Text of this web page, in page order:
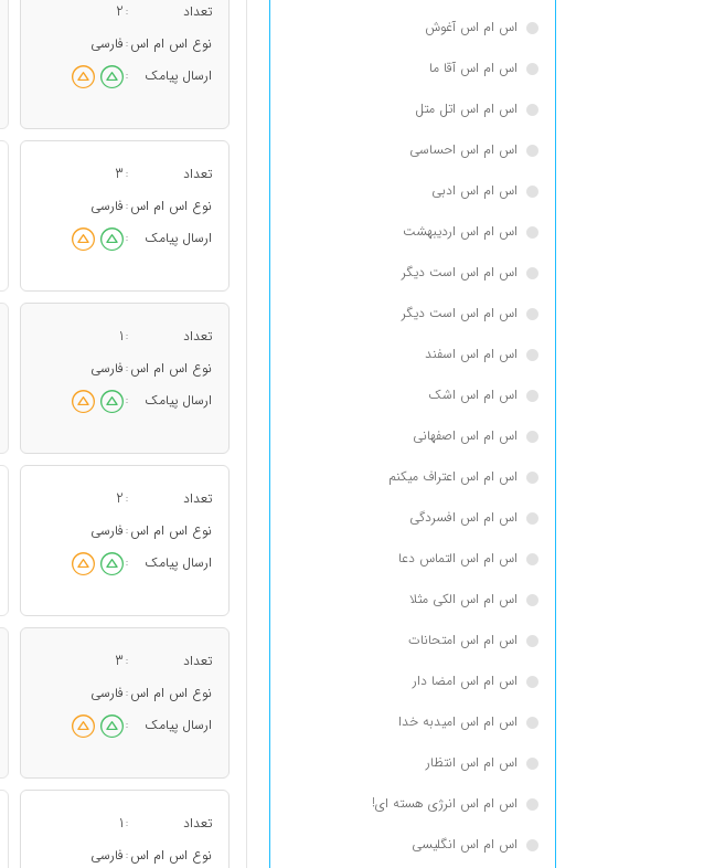
اس ام اس آغوش
اس ام اس آقا ما
اس ام اس اتل متل
اس ام اس احساسی
اس ام اس ادبی
اس ام اس اردیبهشت
اس ام اس است دیگر
اس ام اس است دیگر
اس ام اس اسفند
اس ام اس اشک
اس ام اس اصفهانی
اس ام اس اعتراف میکنم
اس ام اس افسردگی
اس ام اس التماس دعا
اس ام اس الکی مثلا
اس ام اس امتحانات
اس ام اس امضا دار
اس ام اس امیدبه خدا
اس ام اس انتظار
اس ام اس انرژی هسته ای!
اس ام اس انگلیسی
تعداد :
2
نوع اس ام اس : فارسی
ارسال پیامک
:
تعداد :
3
نوع اس ام اس : فارسی
ارسال پیامک
:
تعداد :
1
نوع اس ام اس : فارسی
ارسال پیامک
:
تعداد :
2
نوع اس ام اس : فارسی
ارسال پیامک
:
تعداد :
3
نوع اس ام اس : فارسی
ارسال پیامک
:
تعداد :
1
نوع اس ام اس : فارسی